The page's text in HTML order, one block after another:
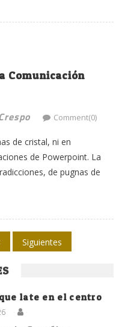
Comunicación
Comment(0)
de cristal, ni en
de Powerpoint. La
de pugnas de
Siguientes
late en el centro